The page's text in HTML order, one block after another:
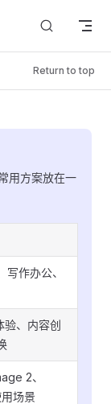
Return to top
用方案放在一
作办公、
验、内容创
2、
场景